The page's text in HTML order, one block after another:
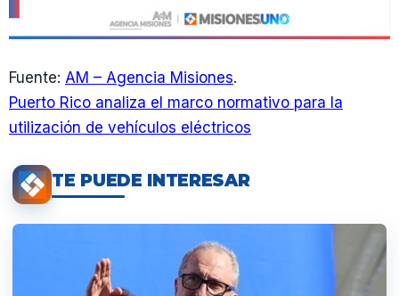
Fuente: AM – Agencia Misiones.
Puerto Rico analiza el marco normativo para la
utilización de vehículos eléctricos
TE PUEDE INTERESAR